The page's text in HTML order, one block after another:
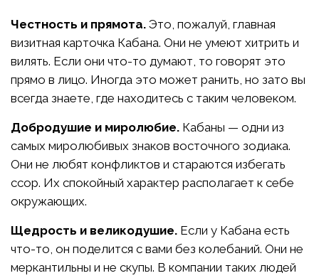
Честность и прямота. Это, пожалуй, главная
визитная карточка Кабана. Они не умеют хитрить и
вилять. Если они что-то думают, то говорят это
прямо в лицо. Иногда это может ранить, но зато вы
всегда знаете, где находитесь с таким человеком.
Добродушие и миролюбие. Кабаны — одни из
самых миролюбивых знаков восточного зодиака.
Они не любят конфликтов и стараются избегать
ссор. Их спокойный характер располагает к себе
окружающих.
Щедрость и великодушие. Если у Кабана есть
что-то, он поделится с вами без колебаний. Они не
меркантильны и не скупы. В компании таких людей